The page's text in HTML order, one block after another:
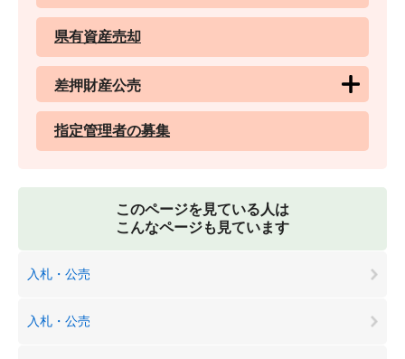
県有資産売却
差押財産公売
指定管理者の募集
このページを見ている人は
こんなページも見ています
入札・公売
入札・公売